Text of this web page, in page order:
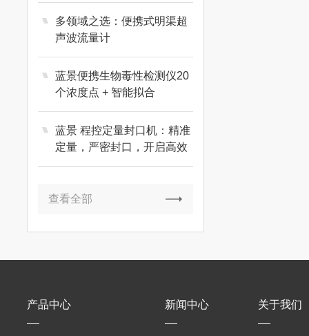
多领域之选：便携式明渠超
声波流量计
蓝景便携生物毒性检测仪20
个浓度点 + 智能拟合
蓝景 程控定量封口机：精准
定量，严密封口，开启高效
包装时代
查看全部
产品中心 新闻中心 关于我们